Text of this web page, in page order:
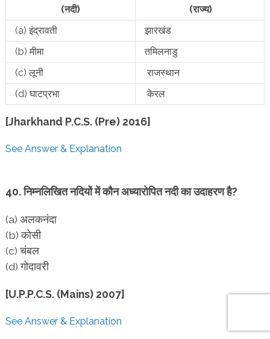
(नदी)
(राज्य)
(a) इंद्रावती
झारखंड
(b) मीमा
तमिलनाडु
(c) लूनी
राजस्थान
(d) घाटप्रभा
केरल
[Jharkhand P.C.S. (Pre) 2016]
See Answer & Explanation
40. निम्नलिखित नदियों में कौन अध्यारोपित नदी का उदाहरण है?
(a) अलकनंदा
(b) कोसी
(c) चंबल
(d) गोदावरी
[U.P.P.C.S. (Mains) 2007]
See Answer & Explanation